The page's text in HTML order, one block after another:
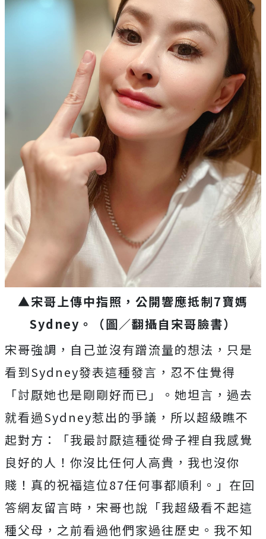
▲宋哥上傳中指照，公開響應抵制7寶媽
Sydney。
（圖／翻攝自宋哥臉書）
宋哥強調，自己並沒有蹭流量的想法，只是
看到Sydney發表這種發言，忍不住覺得
「討厭她也是剛剛好而已」。她坦言，過去
就看過Sydney惹出的爭議，所以超級瞧不
起對方：「我最討厭這種從骨子裡自我感覺
良好的人！你沒比任何人高貴，我也沒你
賤！真的祝福這位87任何事都順利。」在回
答網友留言時，宋哥也說 「我超級看不起這
種父母，之前看過他們家過往歷史。我不知